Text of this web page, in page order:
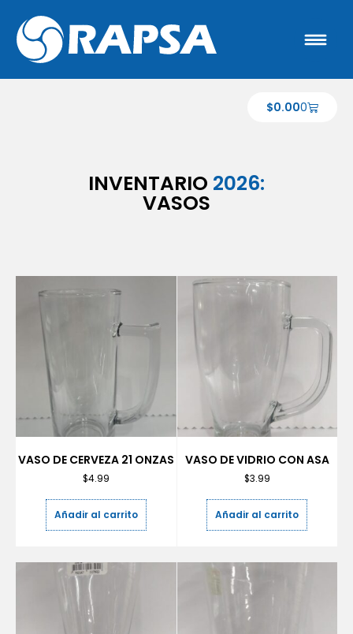
$0.000
INVENTARIO 2026:
VASOS
VASO DE CERVEZA 21 ONZAS
$4.99
Añadir al carrito
VASO DE VIDRIO CON ASA
$3.99
Añadir al carrito